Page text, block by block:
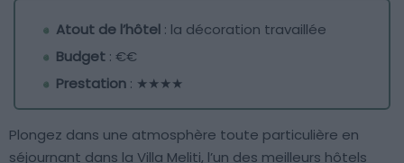
Atout de l’hôtel : la décoration travaillée
Budget : €€
Prestation : ★★★★
Plongez dans une atmosphère toute particulière en
séjournant dans la Villa Meliti, l’un des meilleurs hôtels